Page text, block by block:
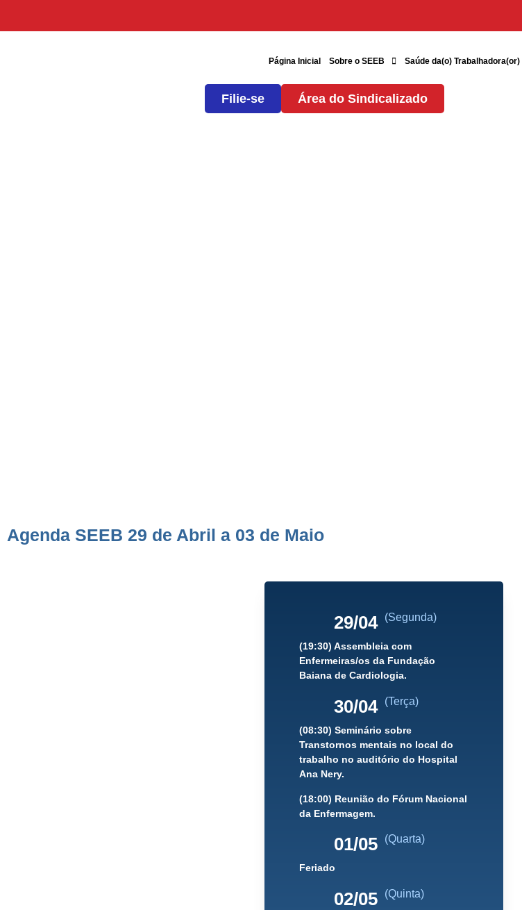
Página Inicial Sobre o SEEB Saúde da(o) Trabalhadora(or)
Filie-se Área do Sindicalizado
Agenda SEEB 29 de Abril a 03 de Maio
29/04 (Segunda)
(19:30) Assembleia com
Enfermeiras/os da Fundação
Baiana de Cardiologia.
30/04 (Terça)
(08:30) Seminário sobre
Transtornos mentais no local do
trabalho no auditório do Hospital
Ana Nery.
(18:00) Reunião do Fórum Nacional
da Enfermagem.
01/05 (Quarta)
Feriado
02/05 (Quinta)